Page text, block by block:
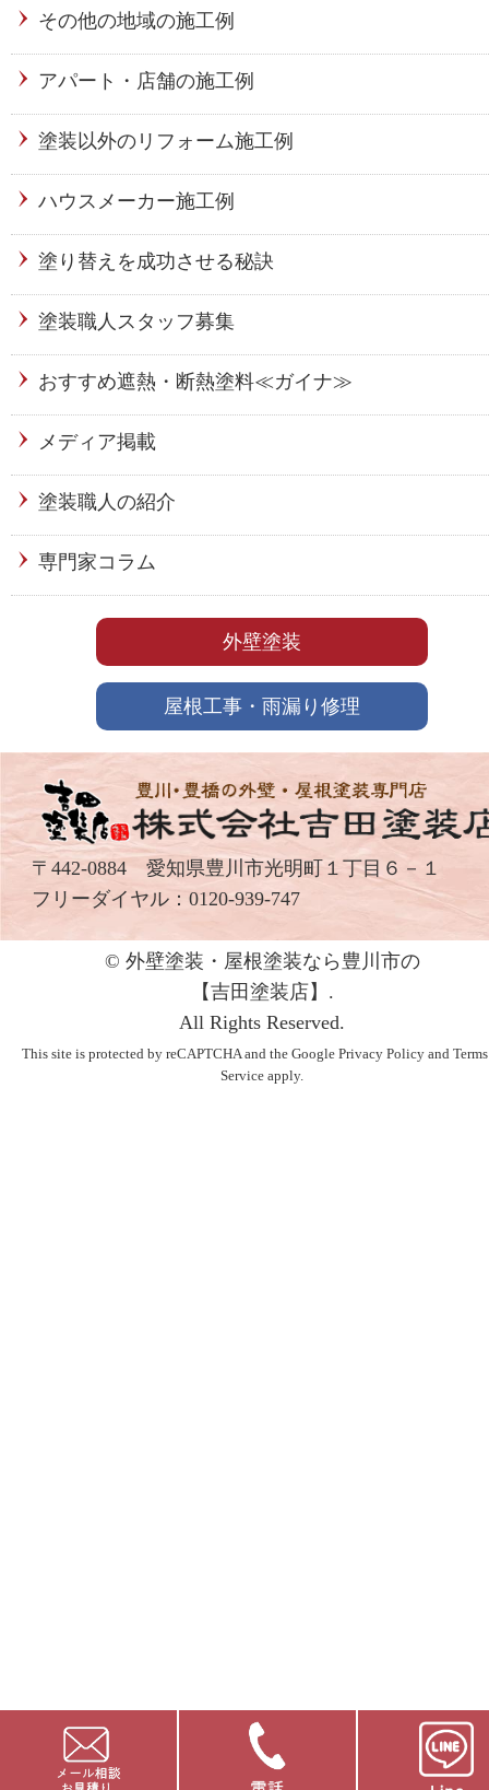
その他の地域の施工例
アパート・店舗の施工例
塗装以外のリフォーム施工例
ハウスメーカー施工例
塗り替えを成功させる秘訣
塗装職人スタッフ募集
おすすめ遮熱・断熱塗料≪ガイナ≫
メディア掲載
塗装職人の紹介
専門家コラム
外壁塗装
屋根工事・雨漏り修理
〒442-0884 愛知県豊川市光明町１丁目６－１
フリーダイヤル： 0120-939-747
© 外壁塗装・屋根塗装なら豊川市の
【吉⽥塗装店】.
All Rights Reserved.
This site is protected by reCAPTCHA and the Google Privacy Policyand
Service apply.